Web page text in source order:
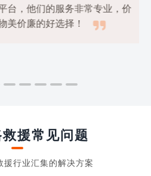
，他们的服务非常专业，价
价廉的好选择！

援常见问题
援行业汇集的解决方案